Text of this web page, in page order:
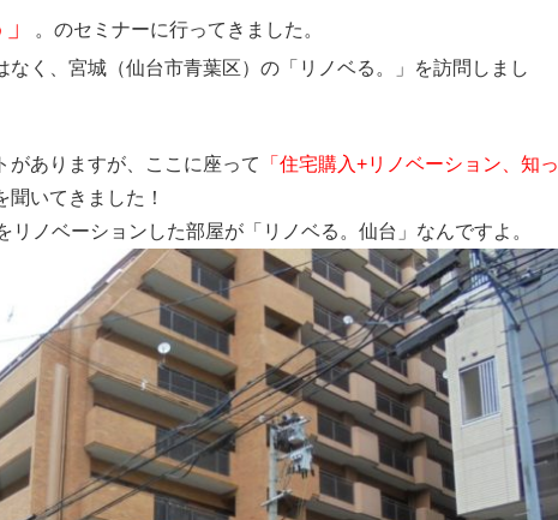
。のセミナーに行ってきました。
く、宮城（仙台市青葉区）の「リノベる。」を訪問しまし
がありますが、ここに座って
「住宅購入+リノベーション、知っ
聞いてきました！
ノベーションした部屋が「リノベる。仙台」なんですよ。